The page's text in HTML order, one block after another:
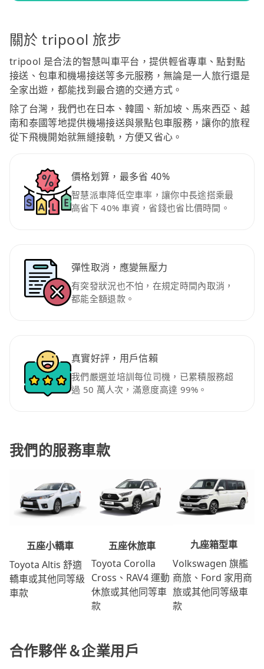
關於 tripool 旅步
tripool 是合法的智慧叫車平台，提供輕省專車、點對點
接送、包車和機場接送等多元服務，無論是一人旅行還是
全家出遊，都能找到最合適的交通方式。
除了台灣，我們也在日本、韓國、新加坡、馬來西亞、越
南和泰國等地提供機場接送與景點包車服務，讓你的旅程
從下飛機開始就無縫接軌，方便又省心。
價格划算，最多省 40%
智慧派車降低空車率，讓你中長途搭乘最
高省下 40% 車資，省錢也省比價時間。
彈性取消，應變無壓力
有突發狀況也不怕，在規定時間內取消，
都能全額退款。
真實好評，用戶信賴
我們嚴選並培訓每位司機，已累積服務超
過 50 萬人次，滿意度高達 99%。
我們的服務車款
五座小轎車
Toyota Altis 舒適
轎車或其他同等級
車款
五座休旅車
Toyota Corolla
Cross、RAV4 運動
休旅或其他同等車
款
九座箱型車
Volkswagen 旗艦
商旅、Ford 家用商
旅或其他同等級車
款
合作夥伴＆企業用戶